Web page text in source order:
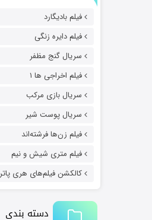
فیلم بادیگارد
فیلم دایره زنگی
سریال گنج مظفر
فیلم اخراجی ها ۱
سریال بازی مرکب
سریال پوست شیر
فیلم زن‌ها فرشته‌اند
فیلم متری شیش و نیم
کالکشن فیلم‌های هری پاتر
دسته بندی